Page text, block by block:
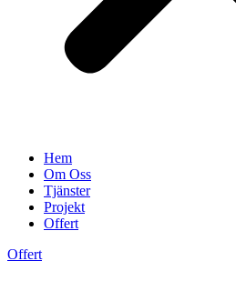
Hem
Om Oss
Tjänster
Projekt
Offert
Offert